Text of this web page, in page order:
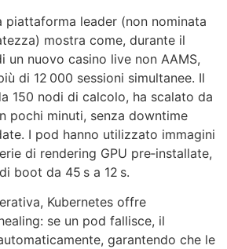
piattaforma leader (non nominata
mostra come, durante il
un nuovo casino live non AAMS,
di 12 000 sessioni simultanee. Il
150 nodi di calcolo, ha scalato da
pochi minuti, senza downtime
I pod hanno utilizzato immagini
di rendering GPU pre‑installate,
boot da 45 s a 12 s.
Kubernetes offre
se un pod fallisce, il
garantendo che le